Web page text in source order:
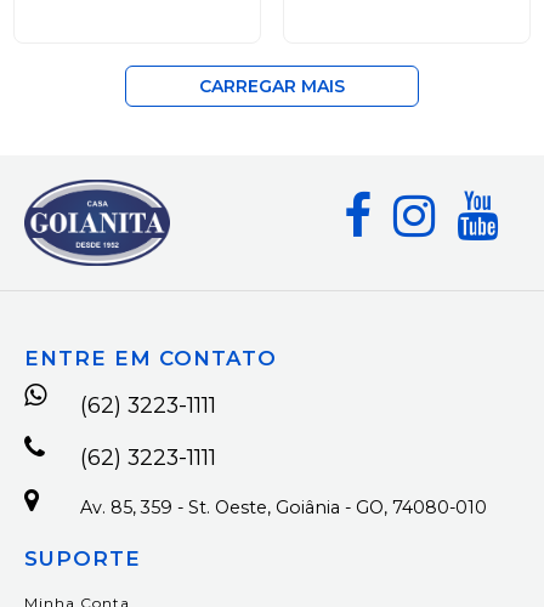
CARREGAR MAIS
ENTRE EM CONTATO
(62) 3223-1111
(62) 3223-1111
Av. 85, 359 - St. Oeste, Goiânia - GO, 74080-010
SUPORTE
Minha Conta